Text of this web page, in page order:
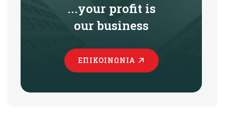
...your profit is
our business
ΕΠΙΚΟΙΝΩΝΊΑ